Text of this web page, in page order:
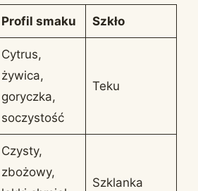
Profil smaku Szkło
Cytrus,
żywica,
goryczka,
soczystość
Teku
Czysty,
zbożowy,
Szklanka